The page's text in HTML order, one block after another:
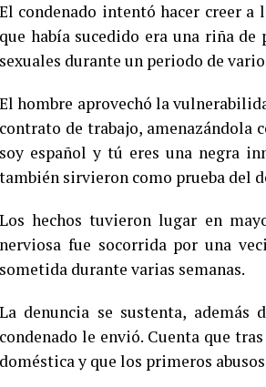
El condenado intentó hacer creer
que había sucedido era una riña de
sexuales durante un periodo de
El hombre aprovechó la
contrato de trabajo, amenazándola
soy español y tú eres una negra
también sirvieron como prueba del
Los hechos tuvieron lugar en
nerviosa fue socorrida por una
sometida durante varias semanas.
La denuncia se sustenta,
condenado le envió. Cuenta que
doméstica y que los primeros